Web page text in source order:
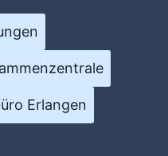
Erlangen